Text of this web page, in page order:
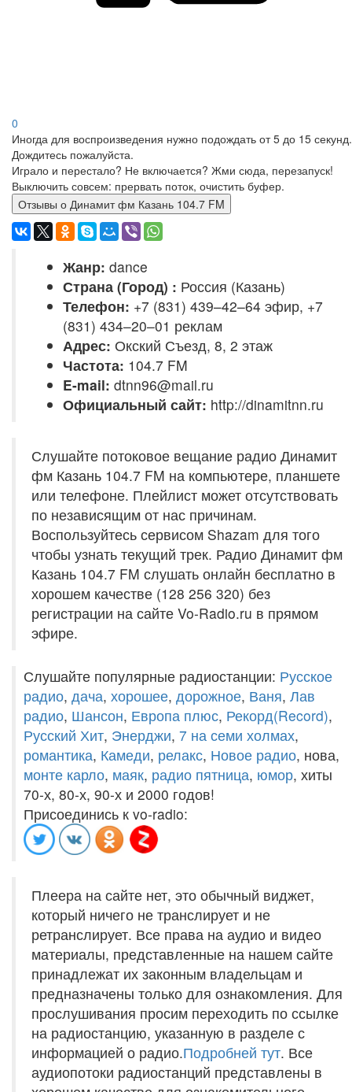
0
Иногда для воспроизведения нужно подождать от 5 до 15 секунд.
Дождитесь пожалуйста.
Играло и перестало? Не включается? Жми сюда, перезапуск!
Выключить совсем: прервать поток, очистить буфер.
Отзывы о Динамит фм Казань 104.7 FM
Жанр: dance
Страна (Город) : Россия (Казань)
Телефон: +7 (831) 439–42–64 эфир, +7
(831) 434–20–01 реклам
Адрес: Окский Съезд, 8, 2 этаж
Частота: 104.7 FM
E-mail: dtnn96@mail.ru
Официальный сайт: http://dinamitnn.ru
Слушайте потоковое вещание радио Динамит
фм Казань 104.7 FM на компьютере, планшете
или телефоне. Плейлист может отсутствовать
по независящим от нас причинам.
Воспользуйтесь сервисом Shazam для того
чтобы узнать текущий трек. Радио Динамит фм
Казань 104.7 FM слушать онлайн бесплатно в
хорошем качестве (128 256 320) без
регистрации на сайте Vo-Radio.ru в прямом
эфире.
Слушайте популярные радиостанции: Русское
радио, дача, хорошее, дорожное, Ваня, Лав
радио, Шансон, Европа плюс, Рекорд(Record),
Русский Хит, Энерджи, 7 на семи холмах,
романтика, Камеди, релакс, Новое радио, нова,
монте карло, маяк, радио пятница, юмор, хиты
70-х, 80-х, 90-х и 2000 годов!
Присоединись к vo-radio:
Плеера на сайте нет, это обычный виджет,
который ничего не транслирует и не
ретранслирует. Все права на аудио и видео
материалы, представленные на нашем сайте
принадлежат их законным владельцам и
предназначены только для ознакомления. Для
прослушивания просим переходить по ссылке
на радиостанцию, указанную в разделе с
информацией о радио.Подробней тут. Все
аудиопотоки радиостанций представлены в